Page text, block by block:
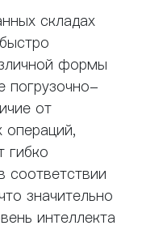
складах
формы
погрузочно-
от
гибко
соответствии
значительно
интеллекта